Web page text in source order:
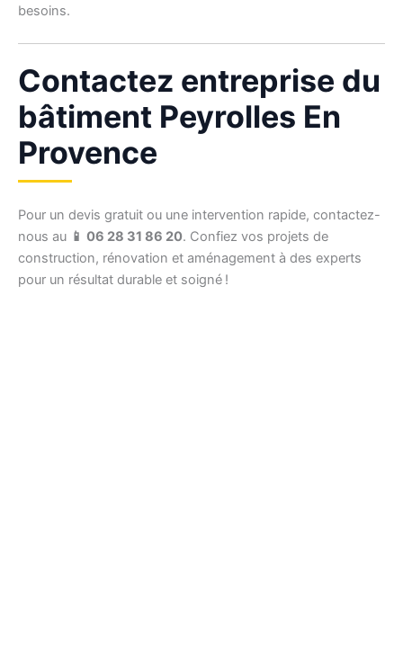
besoins.
Contactez entreprise du
bâtiment Peyrolles En
Provence
Pour un devis gratuit ou une intervention rapide, contactez-
nous au 📱 06 28 31 86 20. Confiez vos projets de
construction, rénovation et aménagement à des experts
pour un résultat durable et soigné !